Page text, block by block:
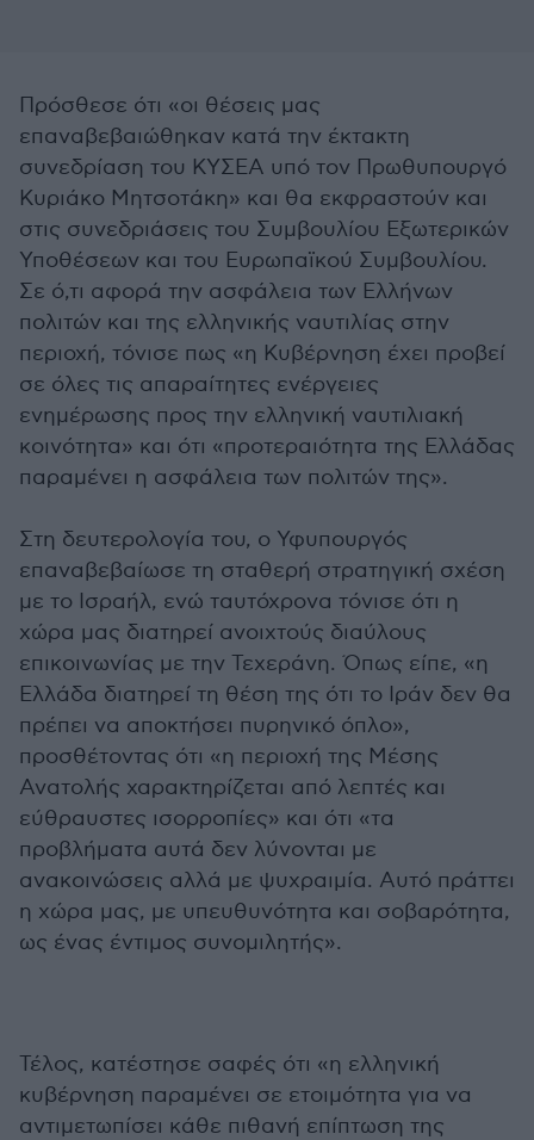
Πρόσθεσε ότι «οι θέσεις μας
επαναβεβαιώθηκαν κατά την έκτακτη
συνεδρίαση του ΚΥΣΕΑ υπό τον Πρωθυπουργό
Κυριάκο Μητσοτάκη» και θα εκφραστούν και
στις συνεδριάσεις του Συμβουλίου Εξωτερικών
Υποθέσεων και του Ευρωπαϊκού Συμβουλίου.
Σε ό,τι αφορά την ασφάλεια των Ελλήνων
πολιτών και της ελληνικής ναυτιλίας στην
περιοχή, τόνισε πως «η Κυβέρνηση έχει προβεί
σε όλες τις απαραίτητες ενέργειες
ενημέρωσης προς την ελληνική ναυτιλιακή
κοινότητα» και ότι «προτεραιότητα της Ελλάδας
παραμένει η ασφάλεια των πολιτών της».
Στη δευτερολογία του, ο Υφυπουργός
επαναβεβαίωσε τη σταθερή στρατηγική σχέση
με το Ισραήλ, ενώ ταυτόχρονα τόνισε ότι η
χώρα μας διατηρεί ανοιχτούς διαύλους
επικοινωνίας με την Τεχεράνη. Όπως είπε, «η
Ελλάδα διατηρεί τη θέση της ότι το Ιράν δεν θα
πρέπει να αποκτήσει πυρηνικό όπλο»,
προσθέτοντας ότι «η περιοχή της Μέσης
Ανατολής χαρακτηρίζεται από λεπτές και
εύθραυστες ισορροπίες» και ότι «τα
προβλήματα αυτά δεν λύνονται με
ανακοινώσεις αλλά με ψυχραιμία. Αυτό πράττει
η χώρα μας, με υπευθυνότητα και σοβαρότητα,
ως ένας έντιμος συνομιλητής».
Τέλος, κατέστησε σαφές ότι «η ελληνική
κυβέρνηση παραμένει σε ετοιμότητα για να
αντιμετωπίσει κάθε πιθανή επίπτωση της